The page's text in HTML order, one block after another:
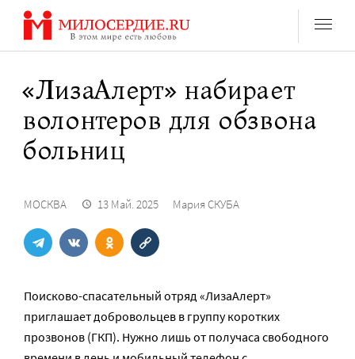
Перейти
содержанию
«ЛизаАлерт» набирает
волонтеров для обзвона
больниц
МОСКВА 13 Май. 2025 Мария СКУБА
Поисково-спасательный отряд «ЛизаАлерт»
приглашает добровольцев в группу коротких
прозвонов (ГКП). Нужно лишь от получаса свободного